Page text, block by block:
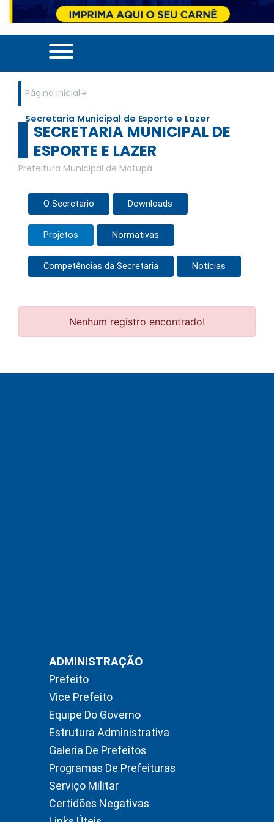
Página Inicial
Secretaria Municipal de Esporte e Lazer
SECRETARIA MUNICIPAL DE
ESPORTE E LAZER
Prefeitura Municipal de Matupá
O Secretario Downloads
Projetos Normativas
Competências da Secretaria Notícias
Nenhum registro encontrado!
ADMINISTRAÇÃO
Prefeito
Vice Prefeito
Equipe Do Governo
Estrutura Administrativa
Galeria De Prefeitos
Programas De Prefeituras
Serviço Militar
Certidões Negativas